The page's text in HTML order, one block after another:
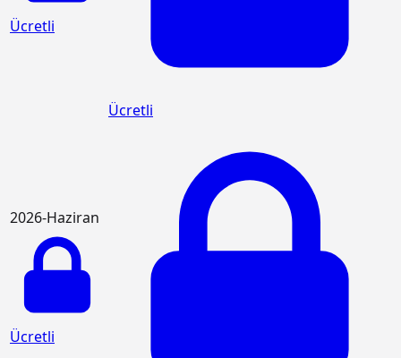
Ücretli
Ücretli
2026-Haziran
Ücretli